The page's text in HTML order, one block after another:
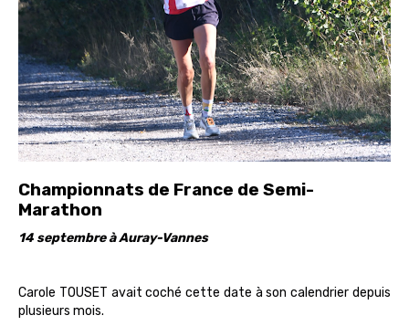
Championnats de France de Semi-
Marathon
14 septembre à Auray-Vannes
Carole TOUSET avait coché cette date à son calendrier depuis
plusieurs mois.